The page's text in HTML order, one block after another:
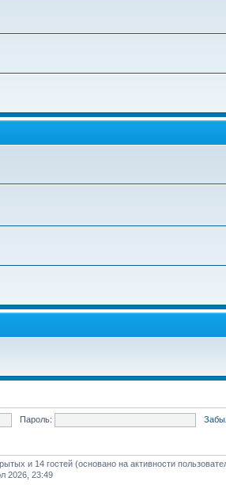
Пароль:
и 14 гостей (основано на активности
2026, 23:49